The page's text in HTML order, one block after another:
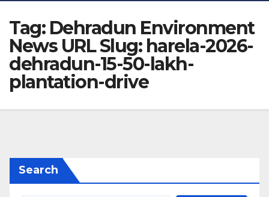
Tag: Dehradun Environment
News URL Slug: harela-2026-
dehradun-15-50-lakh-
plantation-drive
Search